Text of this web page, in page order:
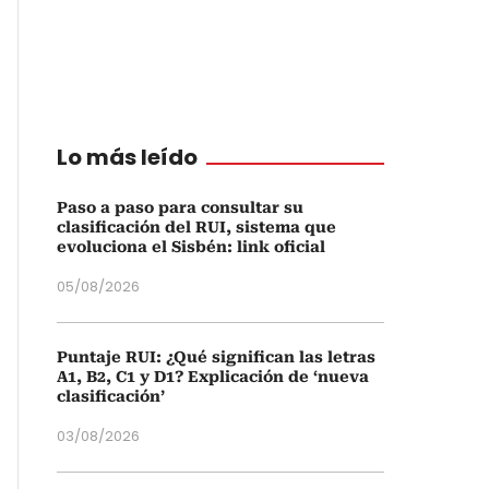
Lo más leído
Paso a paso para consultar su
clasificación del RUI, sistema que
evoluciona el Sisbén: link oficial
05/08/2026
Puntaje RUI: ¿Qué significan las letras
A1, B2, C1 y D1? Explicación de ‘nueva
clasificación’
03/08/2026